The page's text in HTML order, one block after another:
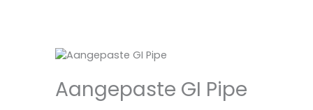
Aangepaste GI Pipe